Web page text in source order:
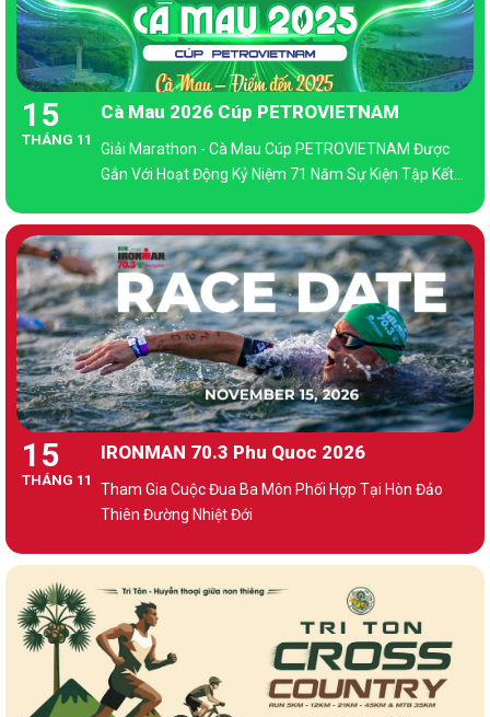
15
THÁNG 11
Cà Mau 2026 Cúp PETROVIETNAM
Giải Marathon - Cà Mau Cúp PETROVIETNAM Được
Gắn Với Hoạt Động Kỷ Niệm 71 Năm Sự Kiện Tập Kết
15
THÁNG 11
IRONMAN 70.3 Phu Quoc 2026
Tham Gia Cuộc Đua Ba Môn Phối Hợp Tại Hòn Đảo
Thiên Đường Nhiệt Đới